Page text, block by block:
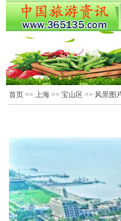
首页 >> 上海 >> 宝山区 >> 风景图